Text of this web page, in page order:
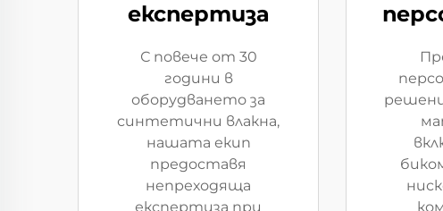
експертиза
С повече от 30
години в
оборудването за
синтетични влакна,
нашата екип
предоставя
непреходяща
експертиза при